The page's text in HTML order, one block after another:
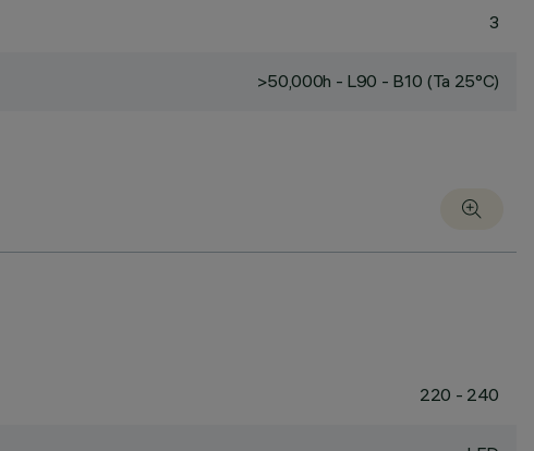
3
>50,000h - L90 - B10 (Ta 25°C)
220 - 240